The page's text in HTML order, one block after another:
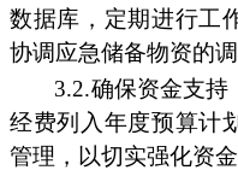
数据库，定期进行工
协调应急储备物资的调
3.2.确保资金支
经费列入年度预算计
管理，以切实强化资金